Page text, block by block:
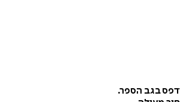
בגב הספר.